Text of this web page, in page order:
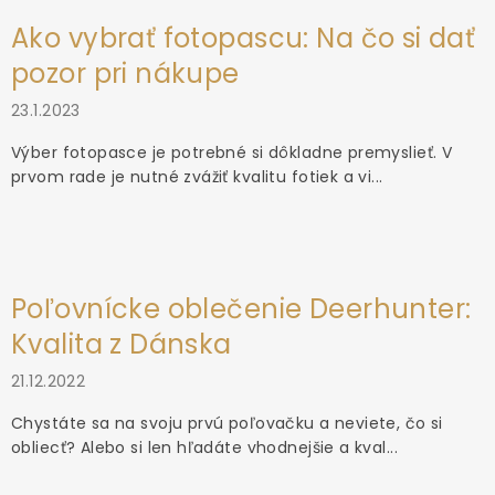
Ako vybrať fotopascu: Na čo si dať
pozor pri nákupe
23.1.2023
Výber fotopasce je potrebné si dôkladne premyslieť. V
prvom rade je nutné zvážiť kvalitu fotiek a vi...
Poľovnícke oblečenie Deerhunter:
Kvalita z Dánska
21.12.2022
Chystáte sa na svoju prvú poľovačku a neviete, čo si
obliecť? Alebo si len hľadáte vhodnejšie a kval...